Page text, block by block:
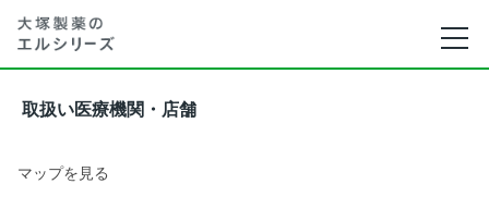
取扱い医療機関・店舗
マップを見る